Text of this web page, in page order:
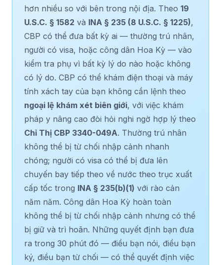
hơn nhiều so với bên trong nội địa. Theo 19
U.S.C. § 1582 và INA § 235 (8 U.S.C. § 1225),
CBP có thể đưa bất kỳ ai — thường trú nhân,
người có visa, hoặc công dân Hoa Kỳ — vào
kiểm tra phụ vì bất kỳ lý do nào hoặc không
có lý do. CBP có thể khám điện thoại và máy
tính xách tay của bạn không cần lệnh theo
ngoại lệ khám xét biên giới, với việc khám
pháp y nâng cao đòi hỏi nghi ngờ hợp lý theo
Chỉ Thị CBP 3340-049A. Thường trú nhân
không thể bị từ chối nhập cảnh nhanh
chóng; người có visa có thể bị đưa lên
chuyến bay tiếp theo về nước theo trục xuất
cấp tốc trong INA § 235(b)(1) với rào cản
năm năm. Công dân Hoa Kỳ hoàn toàn
không thể bị từ chối nhập cảnh nhưng có thể
bị giữ và trì hoãn. Những quyết định bạn đưa
ra trong 30 phút đó — điều bạn nói, điều bạn
ký, điều bạn từ chối — có thể quyết định việc